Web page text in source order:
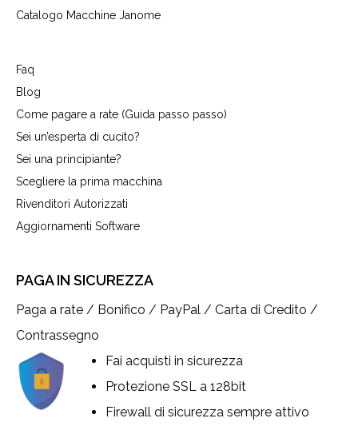
Catalogo Macchine Janome
Faq
Blog
Come pagare a rate (Guida passo passo)
Sei un’esperta di cucito?
Sei una principiante?
Scegliere la prima macchina
Rivenditori Autorizzati
Aggiornamenti Software
PAGA IN SICUREZZA
Paga a rate / Bonifico / PayPal / Carta di Credito /
Contrassegno
Fai acquisti in sicurezza
Protezione SSL a 128bit
Firewall di sicurezza sempre attivo